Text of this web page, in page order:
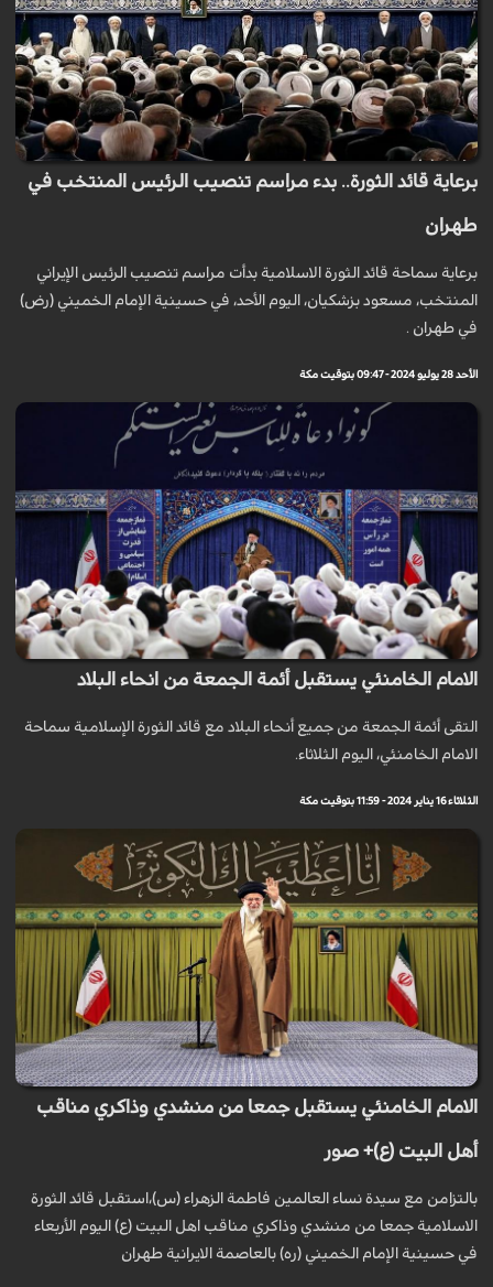
برعاية قائد الثورة.. بدء مراسم تنصيب الرئيس المنتخب في
طهران
برعاية سماحة قائد الثورة الاسلامية بدأت مراسم تنصيب الرئيس الإيراني
المنتخب، مسعود بزشكيان، اليوم الأحد، في حسينية الإمام الخميني (رض)
في طهران .
الأحد 28 يوليو 2024 - 09:47 بتوقيت مكة
الامام الخامنئي يستقبل أئمة الجمعة من انحاء البلاد
التقى أئمة الجمعة من جميع أنحاء البلاد مع قائد الثورة الإسلامية سماحة
الامام الخامنئي، اليوم الثلاثاء.
الثلاثاء 16 يناير 2024 - 11:59 بتوقيت مكة
الامام الخامنئي يستقبل جمعا من منشدي وذاكري مناقب
أهل البيت (ع)+ صور
بالتزامن مع سیدة نساء العالمین فاطمة الزهراء (س)،استقبل قائد الثورة
الاسلامية جمعا من منشدي وذاكري مناقب اهل البیت (ع) الیوم الأربعاء
في حسينية الإمام الخميني (ره) بالعاصمة الايرانية طهران